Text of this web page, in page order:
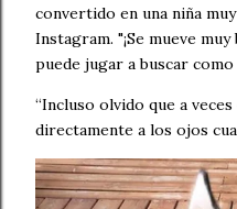
convertido en una niña
Instagram. "¡Se mueve
puede jugar a buscar
“Incluso olvido que a
directamente a los ojos